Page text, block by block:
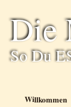
Die
So Du
Willkommen